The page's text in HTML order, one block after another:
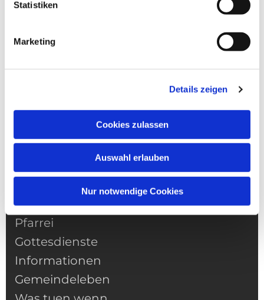
Statistiken
Marketing
Details zeigen
Cookies zulassen
Auswahl erlauben
Nur notwendige Cookies
NAVIGATION
Pfarrei
Gottesdienste
Informationen
Gemeindeleben